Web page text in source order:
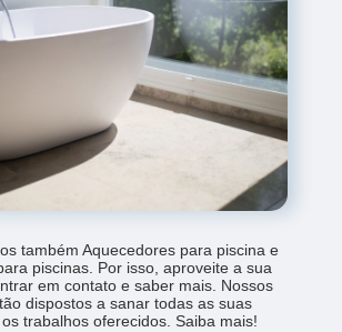
também Aquecedores para piscina e
piscinas. Por isso, aproveite a sua
em contato e saber mais. Nossos
dispostos a sanar todas as suas
trabalhos oferecidos. Saiba mais!